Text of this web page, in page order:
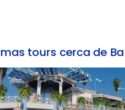
mas tours cerca de